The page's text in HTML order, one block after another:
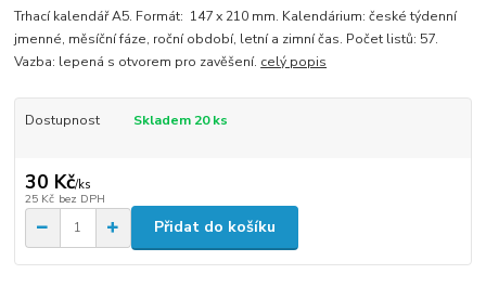
Trhací kalendář A5. Formát: 147 x 210 mm. Kalendárium: české týdenní
jmenné, měsíční fáze, roční období, letní a zimní čas. Počet listů: 57.
Vazba: lepená s otvorem pro zavěšení. celý popis
Dostupnost Skladem 20 ks
30 Kč/ks
25 Kč bez DPH
Přidat do košíku